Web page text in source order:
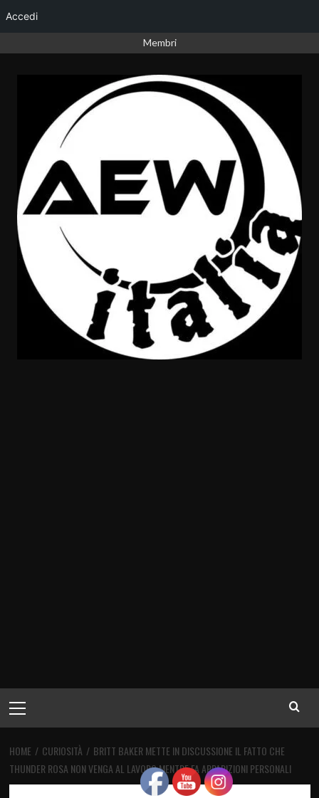
Accedi
Membri
principale
HOME CURIOSITÀ
BRITT BAKER METTE IN DISCUSSIONE IL FATTO CHE
THUNDER ROSA NON VENGA AL LAVORO MENTRE FA APPARIZIONI PERSONALI